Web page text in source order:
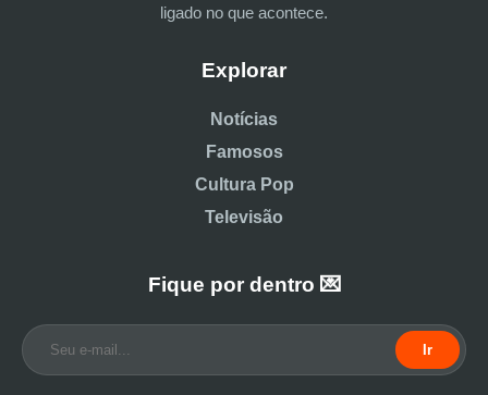
ligado no que acontece.
Explorar
Notícias
Famosos
Cultura Pop
Televisão
Fique por dentro 💌
Ir